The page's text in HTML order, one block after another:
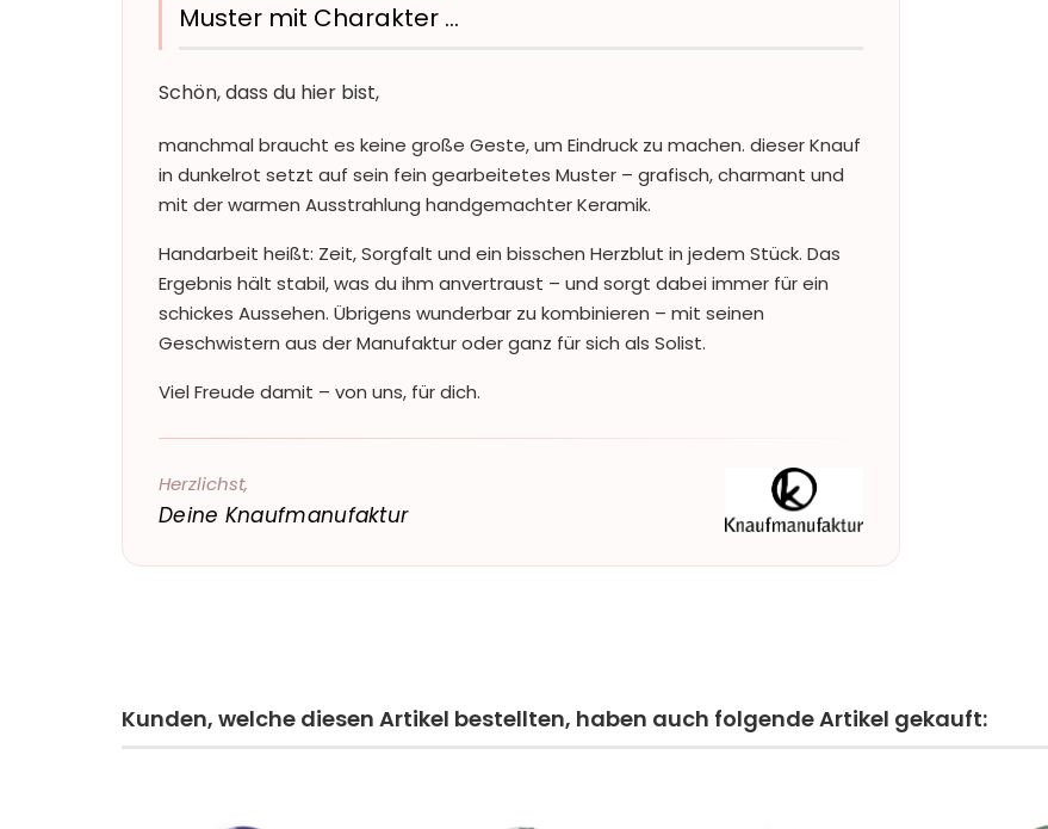
Muster mit Charakter …
Schön, dass du hier bist,
manchmal braucht es keine große Geste, um Eindruck zu machen. dieser Knauf
in dunkelrot setzt auf sein fein gearbeitetes Muster – grafisch, charmant und
mit der warmen Ausstrahlung handgemachter Keramik.
Handarbeit heißt: Zeit, Sorgfalt und ein bisschen Herzblut in jedem Stück. Das
Ergebnis hält stabil, was du ihm anvertraust – und sorgt dabei immer für ein
schickes Aussehen. Übrigens wunderbar zu kombinieren – mit seinen
Geschwistern aus der Manufaktur oder ganz für sich als Solist.
Viel Freude damit – von uns, für dich.
Herzlichst,
Deine Knaufmanufaktur
Kunden, welche diesen Artikel bestellten, haben auch folgende Artikel gekauft: